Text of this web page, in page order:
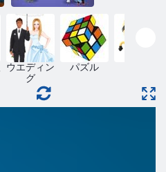
ディズニージ
ュニア：迷路
ウエディン
グ
パズル